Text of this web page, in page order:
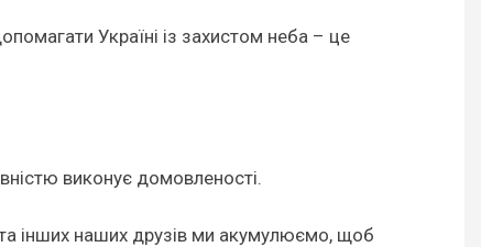
Україні із захистом неба – це
виконує домовленості.
інших наших друзів ми акумулюємо, щоб